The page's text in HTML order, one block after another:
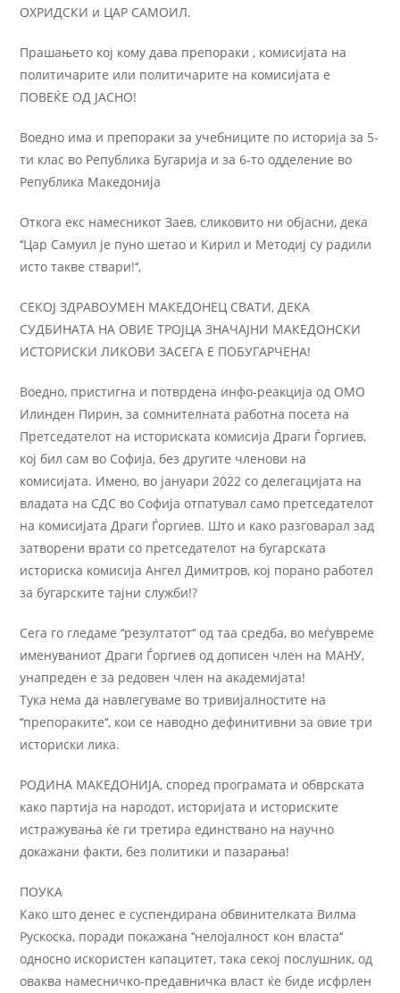
ОХРИДСКИ и ЦАР САМОИЛ.
Прашањето кој кому дава препораки , комисијата на
политичарите или политичарите на комисијата е
ПОВЕЌЕ ОД ЈАСНО!
Воедно има и препораки за учебниците по историја за 5-
ти клас во Република Бугарија и за 6-то одделение во
Република Македонија
Откога екс намесникот Заев, сликовито ни објасни, дека
‘‘Цар Самуил је пуно шетао и Кирил и Методиј су радили
исто такве ствари!‘‘,
СЕКОЈ ЗДРАВОУМЕН МАКЕДОНЕЦ СВАТИ, ДЕКА
СУДБИНАТА НА ОВИЕ ТРОЈЦА ЗНАЧАЈНИ МАКЕДОНСКИ
ИСТОРИСКИ ЛИКОВИ ЗАСЕГА Е ПОБУГАРЧЕНА!
Воедно, пристигна и потврдена инфо-реакција од ОМО
Илинден Пирин, за сомнителната работна посета на
Претседателот на историската комисија Драги Ѓоргиев,
кој бил сам во Софија, без другите членови на
комисијата. Имено, во јануари 2022 со делегацијата на
владата на СДС во Софија отпатувал само претседателот
на комисијата Драги Ѓоргиев. Што и како разговарал зад
затворени врати со претседателот на бугарската
историска комисија Ангел Димитров, кој порано работел
за бугарските тајни служби!?
Сега го гледаме ‘‘резултатот‘‘ од таа средба, во меѓувреме
именуваниот Драги Ѓоргиев од дописен член на МАНУ,
унапреден е за редовен член на академијата!
Тука нема да навлегуваме во тривијалностите на
‘‘препораките‘‘, кои се наводно дефинитивни за овие три
историски лика.
РОДИНА МАКЕДОНИЈА, според програмата и обврската
како партија на народот, историјата и историските
истражувања ќе ги третира единствано на научно
докажани факти, без политики и пазарања!
ПОУКА
Како што денес е суспендирана обвинителката Вилма
Рускоска, поради покажана ‘‘нелојалност кон власта‘‘
односно искористен капацитет, така секој послушник, од
оваква намесничко-предавничка власт ќе биде исфрлен